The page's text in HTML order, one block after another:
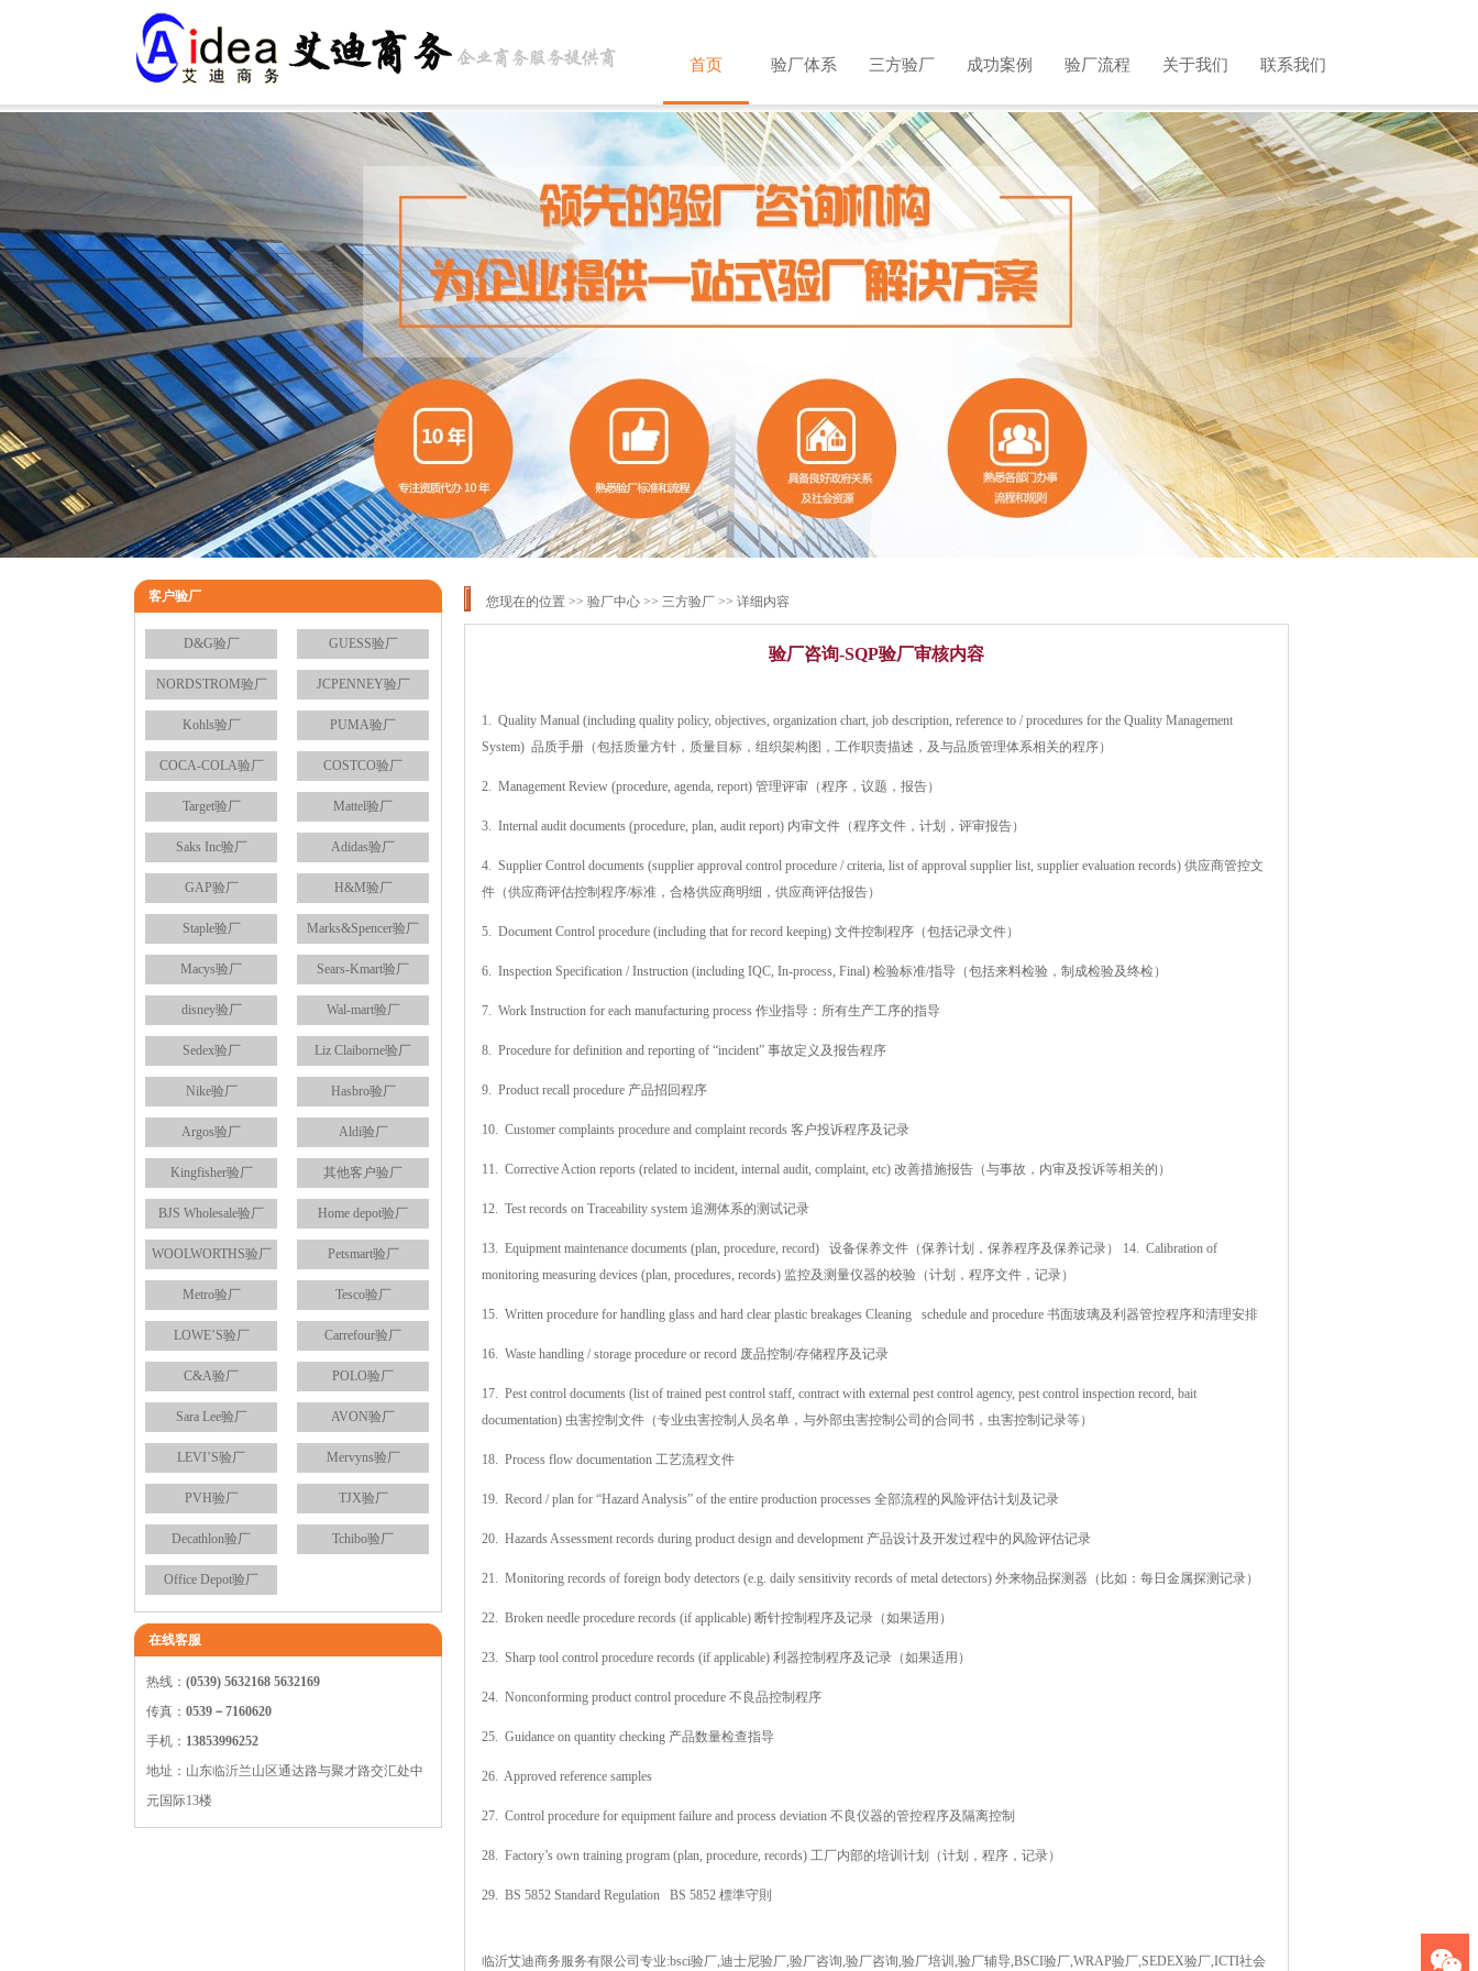
首页 验厂体系 三方验厂 成功案例 验厂流程 关于我们 联系我们
客户验厂
D&G验厂 GUESS验厂
NORDSTROM验厂 JCPENNEY验厂
Kohls验厂 PUMA验厂
COCA-COLA验厂 COSTCO验厂
Target验厂 Mattel验厂
Saks Inc验厂 Adidas验厂
GAP验厂 H&M验厂
Staple验厂 Marks&Spencer验厂
Macys验厂 Sears-Kmart验厂
disney验厂 Wal-mart验厂
Sedex验厂 Liz Claiborne验厂
Nike验厂 Hasbro验厂
Argos验厂 Aldi验厂
Kingfisher验厂 其他客户验厂
BJS Wholesale验厂 Home depot验厂
WOOLWORTHS验厂 Petsmart验厂
Metro验厂 Tesco验厂
LOWE’S验厂 Carrefour验厂
C&A验厂 POLO验厂
Sara Lee验厂 AVON验厂
LEVI’S验厂 Mervyns验厂
PVH验厂 TJX验厂
Decathlon验厂 Tchibo验厂
Office Depot验厂
在线客服
热线： (0539) 5632168 5632169
传真： 0539－7160620
手机： 13853996252
地址：山东临沂兰山区通达路与聚才路交汇处中
元国际13楼
您现在的位置 >> 验厂中心 >> 三方验厂 >> 详细内容
验厂咨询-SQP验厂审核内容
1. Quality Manual (including quality policy, objectives, organization chart, job description, reference to / procedures for the Quality Management
System) 品质手册（包括质量方针，质量目标，组织架构图，工作职责描述，及与品质管理体系相关的程序）
2. Management Review (procedure, agenda, report) 管理评审（程序，议题，报告）
3. Internal audit documents (procedure, plan, audit report) 内审文件（程序文件，计划，评审报告）
4. Supplier Control documents (supplier approval control procedure / criteria, list of approval supplier list, supplier evaluation records) 供应商管控文
件（供应商评估控制程序/标准，合格供应商明细，供应商评估报告）
5. Document Control procedure (including that for record keeping) 文件控制程序（包括记录文件）
6. Inspection Specification / Instruction (including IQC, In-process, Final) 检验标准/指导（包括来料检验，制成检验及终检）
7. Work Instruction for each manufacturing process 作业指导：所有生产工序的指导
8. Procedure for definition and reporting of “incident” 事故定义及报告程序
9. Product recall procedure 产品招回程序
10. Customer complaints procedure and complaint records 客户投诉程序及记录
11. Corrective Action reports (related to incident, internal audit, complaint, etc) 改善措施报告（与事故，内审及投诉等相关的）
12. Test records on Traceability system 追溯体系的测试记录
13. Equipment maintenance documents (plan, procedure, record) 设备保养文件（保养计划，保养程序及保养记录） 14. Calibration of
monitoring measuring devices (plan, procedures, records) 监控及测量仪器的校验（计划，程序文件，记录）
15. Written procedure for handling glass and hard clear plastic breakages Cleaning schedule and procedure 书面玻璃及利器管控程序和清理安排
16. Waste handling / storage procedure or record 废品控制/存储程序及记录
17. Pest control documents (list of trained pest control staff, contract with external pest control agency, pest control inspection record, bait
documentation) 虫害控制文件（专业虫害控制人员名单，与外部虫害控制公司的合同书，虫害控制记录等）
18. Process flow documentation 工艺流程文件
19. Record / plan for “Hazard Analysis” of the entire production processes 全部流程的风险评估计划及记录
20. Hazards Assessment records during product design and development 产品设计及开发过程中的风险评估记录
21. Monitoring records of foreign body detectors (e.g. daily sensitivity records of metal detectors) 外来物品探测器（比如：每日金属探测记录）
22. Broken needle procedure records (if applicable) 断针控制程序及记录（如果适用）
23. Sharp tool control procedure records (if applicable) 利器控制程序及记录（如果适用）
24. Nonconforming product control procedure 不良品控制程序
25. Guidance on quantity checking 产品数量检查指导
26. Approved reference samples
27. Control procedure for equipment failure and process deviation 不良仪器的管控程序及隔离控制
28. Factory’s own training program (plan, procedure, records) 工厂内部的培训计划（计划，程序，记录）
29. BS 5852 Standard Regulation BS 5852 標準守則
临沂艾迪商务服务有限公司专业:bsci验厂,迪士尼验厂,验厂咨询,验厂咨询,验厂培训,验厂辅导,BSCI验厂,WRAP验厂,SEDEX验厂,ICTI社会